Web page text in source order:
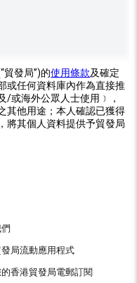
貿發局”)的使用條款及確定
或任何資料庫內作為直接推
/或海外公眾人士使用﹞，
其他用途；本人確認已獲得
將其個人資料提供予貿發局
局流動應用程式
香港貿發局電郵訂閱